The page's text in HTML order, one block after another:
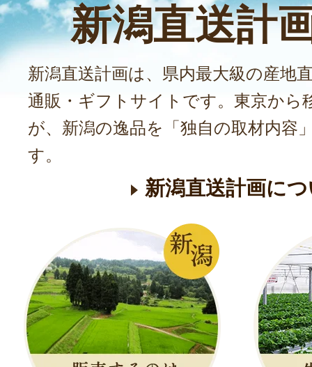
新潟直送計
新潟直送計画は、県内最大級の産地
通販・ギフトサイトです。東京から
が、新潟の逸品を「独自の取材内容
す。
新潟直送計画に